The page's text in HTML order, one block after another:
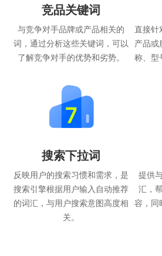
竞品关键词
与竞争对手品牌或产品相关的
词，通过分析这些关键词，可以
了解竞争对手的优势和劣势。
直接针
产品或
称、型
搜索下拉词
反映用户的搜索习惯和需求，是
搜索引擎根据用户输入自动推荐
的词汇，与用户搜索意图高度相
关。
提供
汇，
容，同